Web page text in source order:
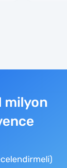
milyon